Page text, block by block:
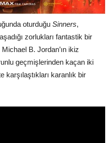
oturduğu Sinners,
zorlukları fantastik bir
B. Jordan’ın ikiz
geçmişlerinden kaçan iki
karanlık bir